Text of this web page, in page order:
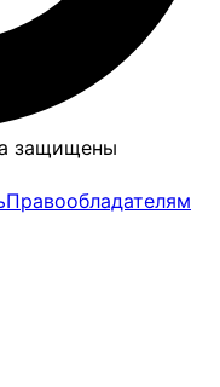
защищены
Правообладателям